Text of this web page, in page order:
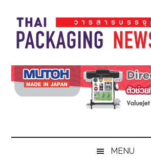
main
content
secondary
menu
primary
sidebar
footer
Thai
Pack
Magazine
Pack
Magazine
MENU